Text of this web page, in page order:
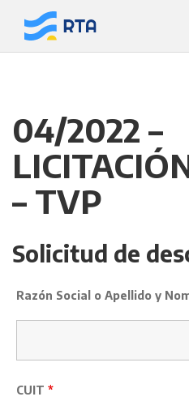
contenido
04/2022 –
– TVP
Solicitud de
Razón Social o Apellido y
CUIT *